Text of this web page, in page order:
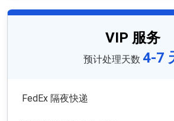
VIP 服务
预计处理天数 4-7
FedEx 隔夜快递